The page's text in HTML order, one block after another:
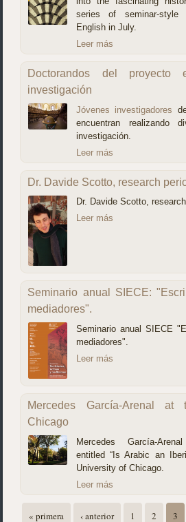
series of seminar-
English in July.
Leer más
Doctorandos del proyecto
investigación
Jóvenes investigadores
encuentran realizando
investigación.
Leer más
Dr. Davide Scotto, research
Dr. Davide Scotto,
Leer más
Seminario anual SIECE:
mediadores".
Seminario anual SIECE
mediadores".
Leer más
Mercedes García-Arenal at
Chicago
Mercedes García-
entitled “Is Arabic an
University of Chicago.
Leer más
« primera ‹ anterior 1 2 3